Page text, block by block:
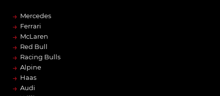
→ Mercedes
→ Ferrari
→ McLaren
→ Red Bull
→ Racing Bulls
→ Alpine
→ Haas
→ Audi